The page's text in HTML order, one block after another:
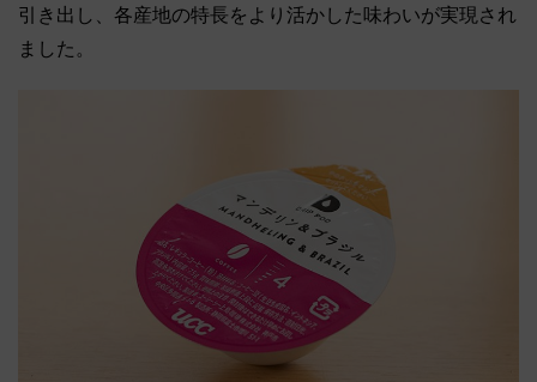
引き出し、各産地の特長をより活かした味わいが実現され
ました。